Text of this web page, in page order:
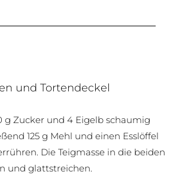
und Tortendeckel
g Zucker und 4 Eigelb schaumig
125 g Mehl und einen Esslöffel
Die Teigmasse in die beiden
und glattstreichen.